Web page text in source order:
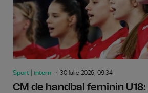
Sport | intern 30 Iulie 2026, 09:34
CM de handbal feminin